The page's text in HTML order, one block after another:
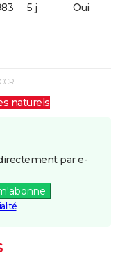
5 j Oui
naturels
par e-